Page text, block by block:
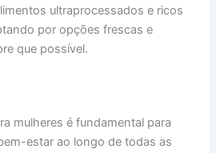
ultraprocessados e ricos
por opções frescas e
que possível.
mulheres é fundamental para
estar ao longo de todas as